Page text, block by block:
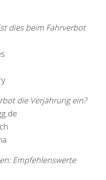
dies beim Fahrverbot
die Verjährung ein?
Empfehlenswerte